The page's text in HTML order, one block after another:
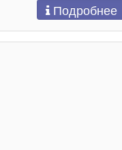
Подробнее